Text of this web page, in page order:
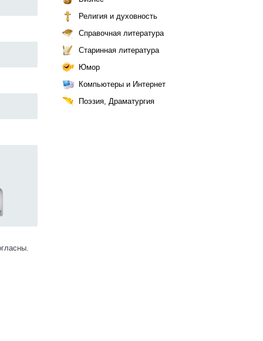
Религия и духовность
Справочная литература
Старинная литература
Юмор
Компьютеры и Интернет
Поэзия, Драматургия